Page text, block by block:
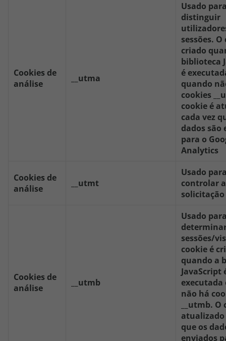
Cookies de
análise
__utma
Usado
distinguir
sessões.
criado
biblioteca
é
quando
cookies
cookie é
cada vez
dados são
para o
Analytics
Cookies de
análise
__utmt
Usado
controlar
solicitação
Cookies de
análise
__utmb
Usado
sessões/
cookie é
quando a
JavaScript
executada
não há
__utmb.
atualizado
que os
enviados